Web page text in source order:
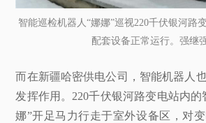
智能巡检机器人“娜娜”巡视220千伏银河路
配套设备正常运行。强继
而在新疆哈密供电公司，智能机器人
发挥作用。220千伏银河路变电站内的
娜”开足马力行走于室外设备区，对